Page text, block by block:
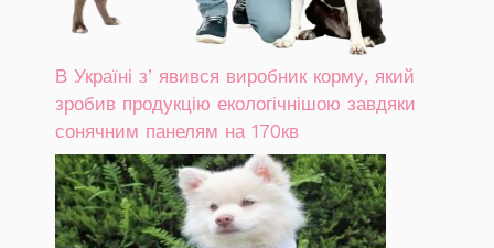
В Україні зʼявився виробник корму, який
зробив продукцію екологічнішою завдяки
сонячним панелям на 170кв